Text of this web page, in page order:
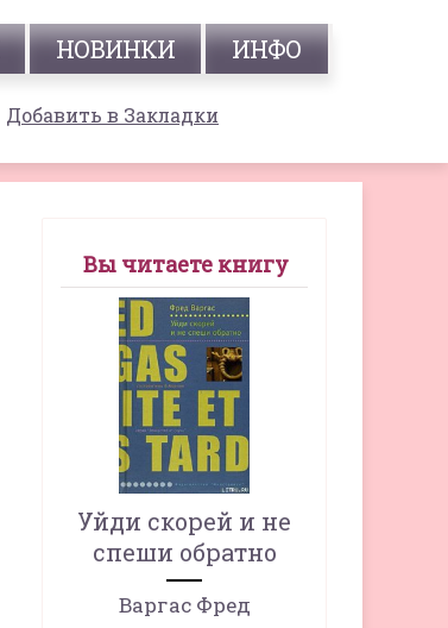
НОВИНКИ ИНФО
Добавить в Закладки
Вы читаете книгу
Уйди скорей и не
спеши обратно
Варгас Фред